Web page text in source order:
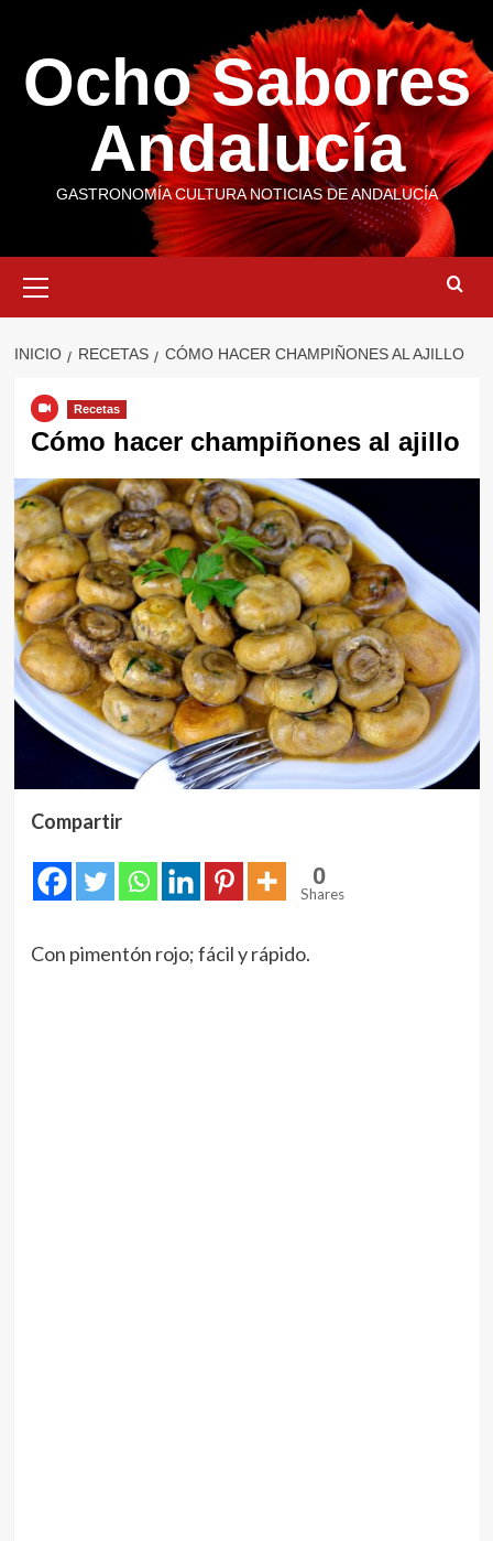
contenido
Ocho Sabores
Andalucía
GASTRONOMÍA CULTURA NOTICIAS DE ANDALUCÍA
primario
INICIO RECETAS CÓMO HACER CHAMPIÑONES AL AJILLO
Recetas
Cómo hacer champiñones al ajillo
Compartir
0
Shares
Con pimentón rojo; fácil y rápido.